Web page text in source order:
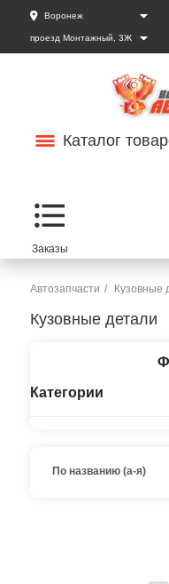
Воронеж
проезд Монтажный, 3Ж
Каталог
Автозапчасти Кузовные
Кузовные детали
Категории
По названию (а-я)